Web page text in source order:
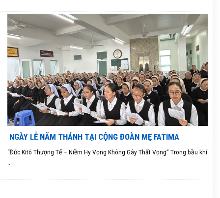
NGÀY LỄ NĂM THÁNH TẠI CỘNG ĐOÀN MẸ FATIMA
“Đức Kitô Thượng Tế – Niềm Hy Vọng Không Gây Thất Vọng” Trong bầu khí